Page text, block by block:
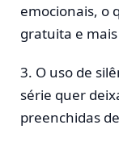
emocionais, o
gratuita e
3. O uso de
série quer
preenchidas